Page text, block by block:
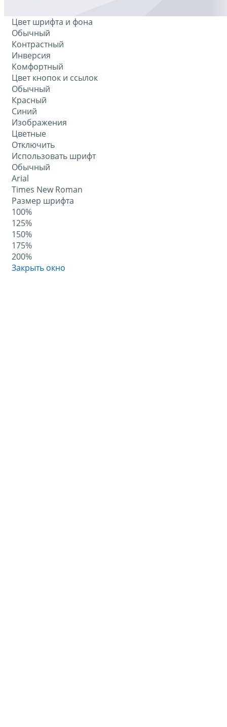
Цвет шрифта и фона
Обычный
Контрастный
Инверсия
Комфортный
Цвет кнопок и ссылок
Обычный
Красный
Синий
Изображения
Цветные
Отключить
Использовать шрифт
Обычный
Arial
Times New Roman
Размер шрифта
100%
125%
150%
175%
200%
Закрыть окно